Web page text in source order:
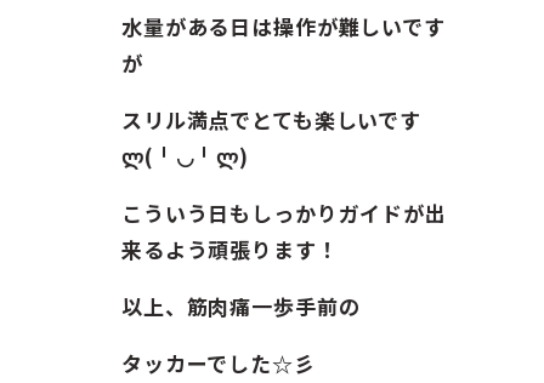
水量がある日は操作が難しいです
が
スリル満点でとても楽しいです
ლ(╹◡╹ლ)
こういう日もしっかりガイドが出
来るよう頑張ります！
以上、筋肉痛一歩手前の
タッカーでした☆彡